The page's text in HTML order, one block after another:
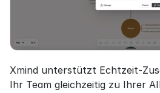
Xmind unterstützt Echtzeit-
Ihr Team gleichzeitig zu Ihrer